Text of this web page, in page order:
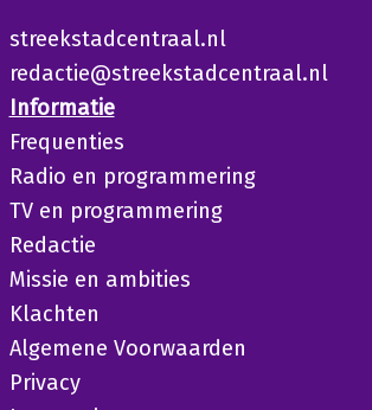
streekstadcentraal.nl
redactie@streekstadcentraal.nl
Informatie
Frequenties
Radio en programmering
TV en programmering
Redactie
Missie en ambities
Klachten
Algemene Voorwaarden
Privacy